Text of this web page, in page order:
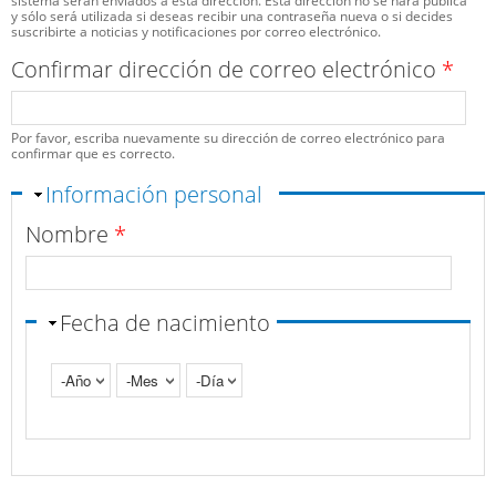
y sólo será utilizada si deseas recibir una contraseña nueva o si decides
suscribirte a noticias y notificaciones por correo electrónico.
Confirmar dirección de correo electrónico *
Por favor, escriba nuevamente su dirección de correo electrónico para
confirmar que es correcto.
Ocultar
Información personal
Nombre *
Fecha de nacimiento
Año
Mes Día